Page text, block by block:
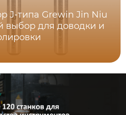
J-типа Grewin Jin Niu
для доводки и